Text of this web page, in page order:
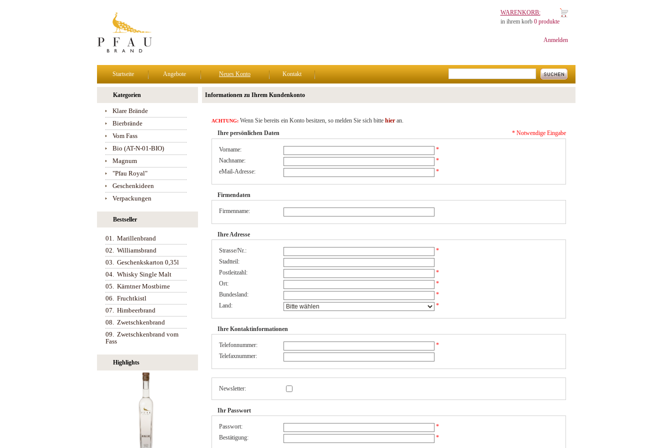
WARENKORB:
in ihrem korb 0 produkte
Anmelden
Startseite Angebote Neues Konto Kontakt
Kategorien
Klare Brände
Bierbrände
Vom Fass
Bio (AT-N-01-BIO)
Magnum
"Pfau Royal"
Geschenkideen
Verpackungen
Bestseller
01. Marillenbrand
02. Williamsbrand
03. Geschenkskarton 0,35l
04. Whisky Single Malt
05. Kärntner Mostbirne
06. Fruchtkistl
07. Himbeerbrand
08. Zwetschkenbrand
09. Zwetschkenbrand vom
Fass
Highlights
Informationen zu Ihrem Kundenkonto
ACHTUNG:Wenn Sie bereits ein Konto besitzen, so melden Sie sich bitte hieran.
Ihre persönlichen Daten
* Notwendige Eingabe
Vorname:
*
Nachname:
*
eMail-Adresse:
*
Firmendaten
Firmenname:
Ihre Adresse
Strasse/Nr.:
*
Stadtteil:
Postleitzahl:
*
Ort:
*
Bundesland:
*
Land:
*
Ihre Kontaktinformationen
Telefonnummer:
*
Telefaxnummer:
Newsletter:
Ihr Passwort
Passwort:
*
Bestätigung:
*